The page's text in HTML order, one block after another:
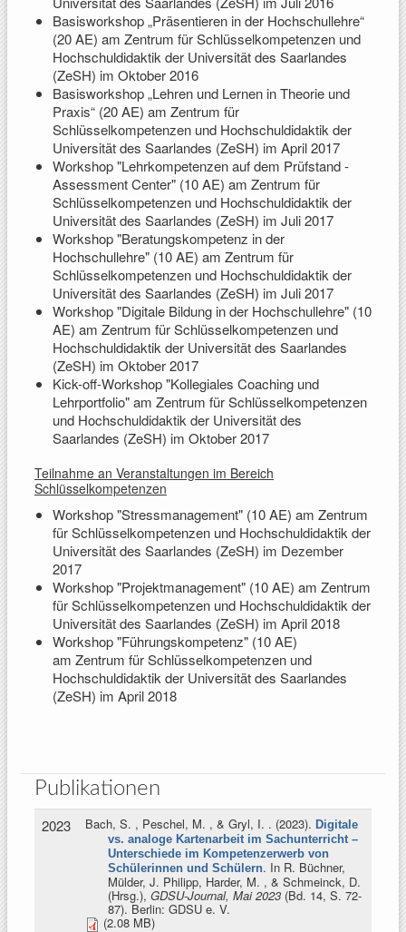
Basisworkshop „Präsentieren in der Hochschullehre“
(20 AE) am Zentrum für Schlüsselkompetenzen und
Hochschuldidaktik der Universität des Saarlandes
(ZeSH) im Oktober 2016
Basisworkshop „Lehren und Lernen in Theorie und
Praxis“ (20 AE) am Zentrum für
Schlüsselkompetenzen und Hochschuldidaktik der
Universität des Saarlandes (ZeSH) im April 2017
Workshop "Lehrkompetenzen auf dem Prüfstand -
Assessment Center" (10 AE) am Zentrum für
Schlüsselkompetenzen und Hochschuldidaktik der
Universität des Saarlandes (ZeSH) im Juli 2017
Workshop "Beratungskompetenz in der
Hochschullehre" (10 AE) am Zentrum für
Schlüsselkompetenzen und Hochschuldidaktik der
Universität des Saarlandes (ZeSH) im Juli 2017
Workshop "Digitale Bildung in der Hochschullehre" (10
AE) am Zentrum für Schlüsselkompetenzen und
Hochschuldidaktik der Universität des Saarlandes
(ZeSH) im Oktober 2017
Kick-off-Workshop "Kollegiales Coaching und
Lehrportfolio" am Zentrum für Schlüsselkompetenzen
und Hochschuldidaktik der Universität des
Saarlandes (ZeSH) im Oktober 2017
Teilnahme an Veranstaltungen im Bereich
Schlüsselkompetenzen
Workshop "Stressmanagement" (10 AE) am Zentrum
für Schlüsselkompetenzen und Hochschuldidaktik der
Universität des Saarlandes (ZeSH) im Dezember
2017
Workshop "Projektmanagement" (10 AE) am Zentrum
für Schlüsselkompetenzen und Hochschuldidaktik der
Universität des Saarlandes (ZeSH) im April 2018
Workshop "Führungskompetenz" (10 AE)
am Zentrum für Schlüsselkompetenzen und
Hochschuldidaktik der Universität des Saarlandes
(ZeSH) im April 2018
Publikationen
2023 Bach, S. , Peschel, M. , & Gryl, I. . (2023). Digitale
vs. analoge Kartenarbeit im Sachunterricht –
Unterschiede im Kompetenzerwerb von
Schülerinnen und Schülern. In R. Büchner,
Mülder, J. Philipp, Harder, M. , & Schmeinck, D.
(Hrsg.), GDSU-Journal, Mai 2023 (Bd. 14, S. 72-
87). Berlin: GDSU e. V.
(2.08 MB)